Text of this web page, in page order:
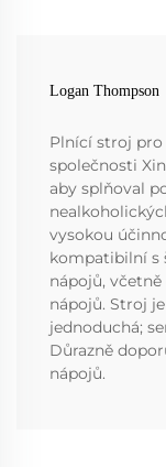
Logan Thompson
Plnící stroj pro
společnosti
aby splňoval
vysokou
kompatibilní s
nápojů,
nápojů. Stroj
jednoduchá;
Důrazně
nápojů.